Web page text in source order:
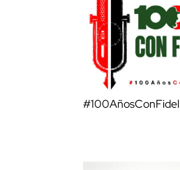
#100AñosConFidel